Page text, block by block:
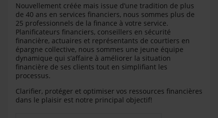
Nouvellement créée mais issue d’une tradition de plus
de 40 ans en services financiers, nous sommes plus de
25 professionnels de la finance à votre service.
Planificateurs financiers, conseillers en sécurité
financière, actuaires et représentants de courtiers en
épargne collective, nous sommes une jeune équipe
dynamique qui s’affaire à améliorer la situation
financière de ses clients tout en simplifiant les
processus.
Clarifier, protéger et optimiser vos ressources financières
dans le plaisir est notre principal objectif!